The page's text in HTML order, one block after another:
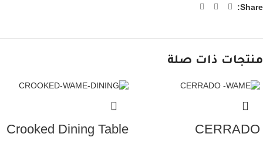
Share:
منتجات ذات صلة
CERRADO
Crooked Dining Table